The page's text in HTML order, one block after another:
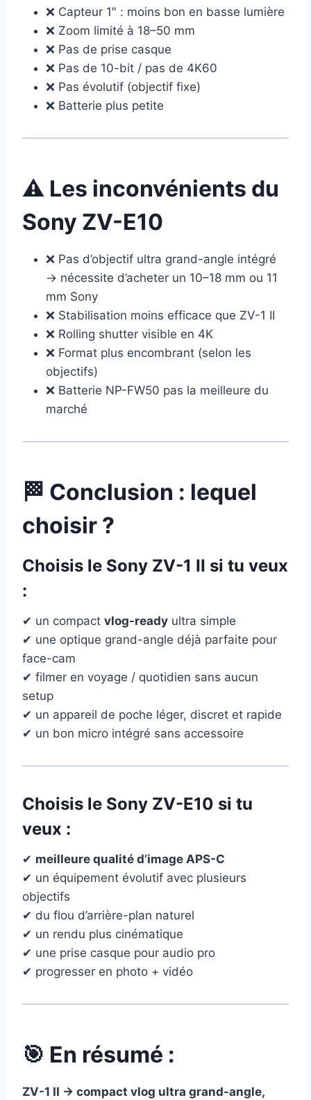
❌ Capteur 1″ : moins bon en basse lumière
❌ Zoom limité à 18–50 mm
❌ Pas de prise casque
❌ Pas de 10-bit / pas de 4K60
❌ Pas évolutif (objectif fixe)
❌ Batterie plus petite
⚠️ Les inconvénients du
Sony ZV-E10
❌ Pas d’objectif ultra grand-angle intégré
→ nécessite d’acheter un 10–18 mm ou 11
mm Sony
❌ Stabilisation moins efficace que ZV-1 II
❌ Rolling shutter visible en 4K
❌ Format plus encombrant (selon les
objectifs)
❌ Batterie NP-FW50 pas la meilleure du
marché
🏁 Conclusion : lequel
choisir ?
Choisis le Sony ZV-1 II si tu veux
:
✔ un compact vlog-ready ultra simple
✔ une optique grand-angle déjà parfaite pour
face-cam
✔ filmer en voyage / quotidien sans aucun
setup
✔ un appareil de poche léger, discret et rapide
✔ un bon micro intégré sans accessoire
Choisis le Sony ZV-E10 si tu
veux :
✔ meilleure qualité d’image APS-C
✔ un équipement évolutif avec plusieurs
objectifs
✔ du flou d’arrière-plan naturel
✔ un rendu plus cinématique
✔ une prise casque pour audio pro
✔ progresser en photo + vidéo
🎯 En résumé :
ZV-1 II → compact vlog ultra grand-angle,